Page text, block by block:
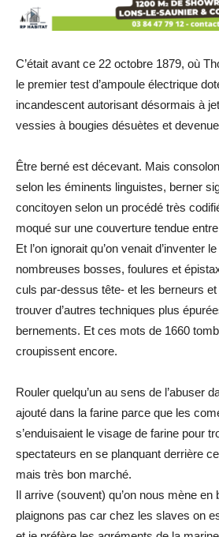
C’était avant ce 22 octobre 1879, où
le premier test d’ampoule électrique
incandescent autorisant désormais à
vessies à bougies désuètes et
Être berné est décevant. Mais
selon les éminents linguistes, berner
concitoyen selon un procédé très
moqué sur une couverture tendue
Et l’on ignorait qu’on venait d’inventer
nombreuses bosses, foulures et
culs par-dessus tête- et les berneurs
trouver d’autres techniques plus
bernements. Et ces mots de 1660
croupissent encore.
Rouler quelqu’un au sens de l’abuser
ajouté dans la farine parce que les
s’enduisaient le visage de farine pour
spectateurs en se planquant derrière
mais très bon marché.
Il arrive (souvent) qu’on nous mène en
plaignons pas car chez les slaves on